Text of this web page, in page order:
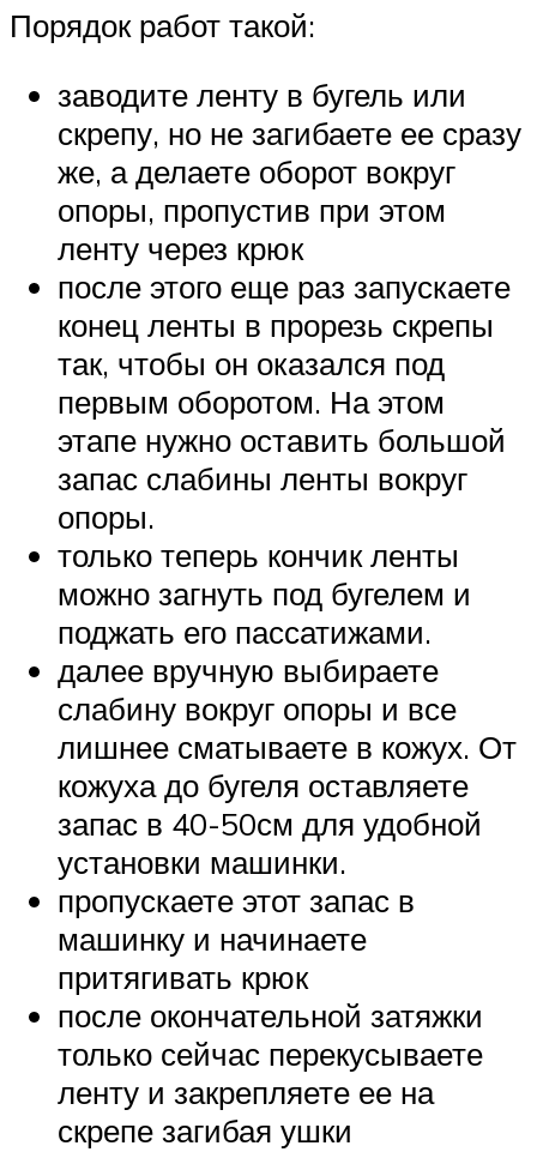
Порядок работ такой:
заводите ленту в бугель или
скрепу, но не загибаете ее сразу
же, а делаете оборот вокруг
опоры, пропустив при этом
ленту через крюк
после этого еще раз запускаете
конец ленты в прорезь скрепы
так, чтобы он оказался под
первым оборотом. На этом
этапе нужно оставить большой
запас слабины ленты вокруг
опоры.
только теперь кончик ленты
можно загнуть под бугелем и
поджать его пассатижами.
далее вручную выбираете
слабину вокруг опоры и все
лишнее сматываете в кожух. От
кожуха до бугеля оставляете
запас в 40-50см для удобной
установки машинки.
пропускаете этот запас в
машинку и начинаете
притягивать крюк
после окончательной затяжки
только сейчас перекусываете
ленту и закрепляете ее на
скрепе загибая ушки